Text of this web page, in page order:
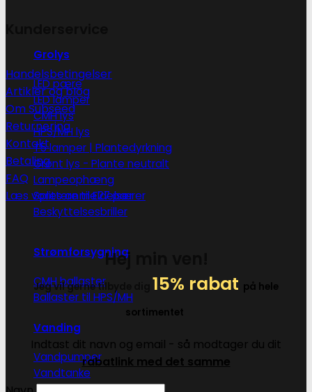
Grolys
LED pære
LED lamper
CMH lys
HPS/MH lys
T5 lamper | Plantedyrkning
Grønt lys - Plante neutralt
Lampeophæng
Splittere til E27 pærer
Beskyttelsesbriller
Strømforsygning
CMH ballaster
Ballaster til HPS/MH
Vanding
Vandpumper
Vandtanke
Handelsbetingelser
Artikler og blog
Om Subseed
Returnering
Kontakt
Betaling
FAQ
Læs vores anmeldelser
Hej min ven!
Jeg vil gerne tilbyde dig 15% rabat på hele
sortimentet
Indtast dit navn og email - så modtager du dit
rabatlink med det samme